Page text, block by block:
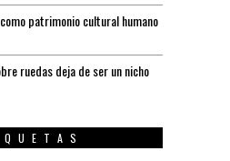
patrimonio cultural humano
ruedas deja de ser un nicho